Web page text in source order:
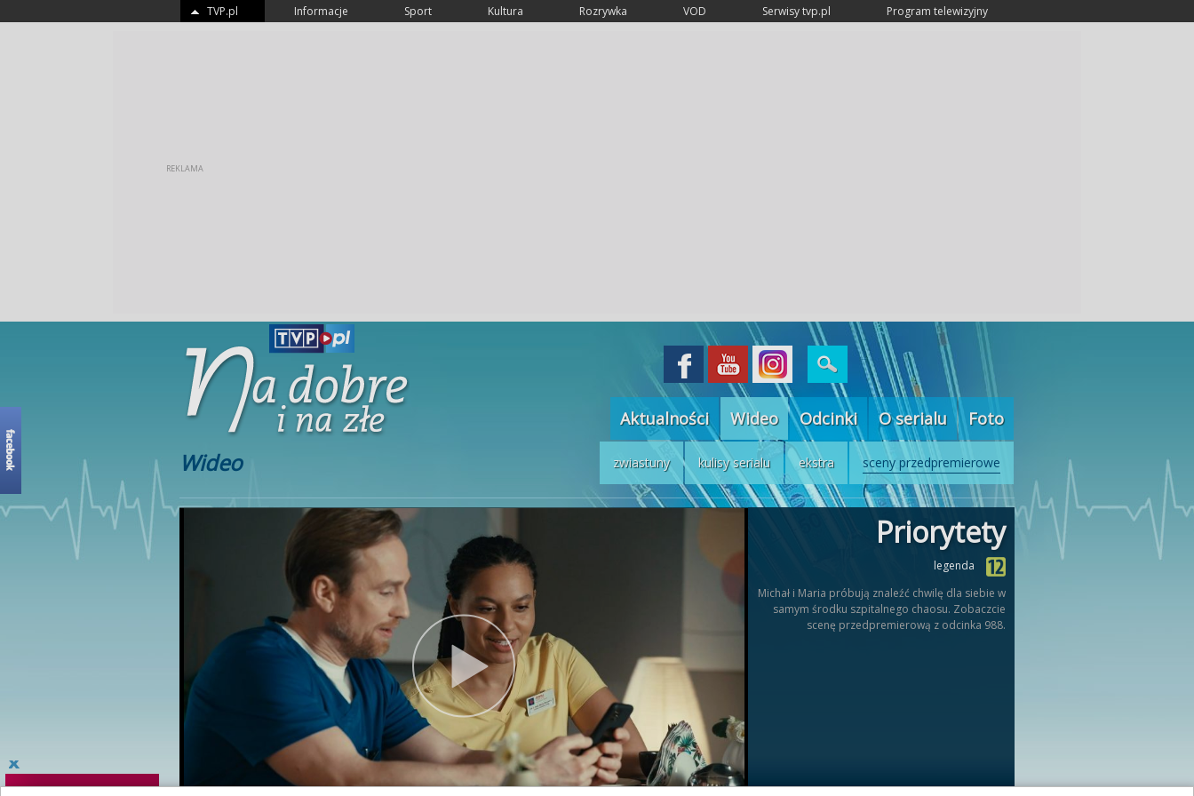
TVP.pl Informacje Sport Kultura Rozrywka VOD Serwisy tvp.pl Program telewizyjny
Aktualności Wideo Odcinki O serialu Foto
Wideo sceny przedpremierowe
ekstra
kulisy serialu
zwiastuny
Priorytety
legenda
Michał i Maria próbują znaleźć chwilę dla siebie w
samym środku szpitalnego chaosu. Zobaczcie
scenę przedpremierową z odcinka 988.